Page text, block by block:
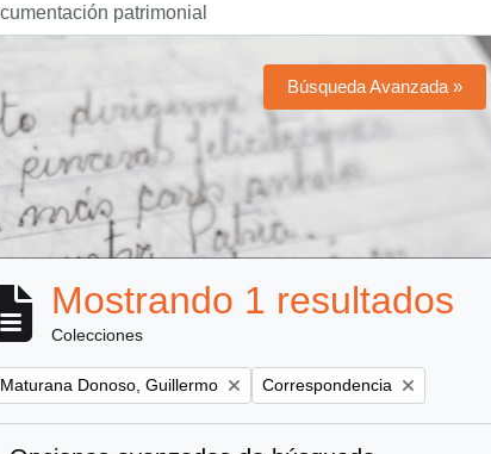
Búsqueda Avanzada »
Mostrando 1 resultados
Colecciones
Remove filter:
Maturana Donoso, Guillermo Remove filter:
Correspondencia